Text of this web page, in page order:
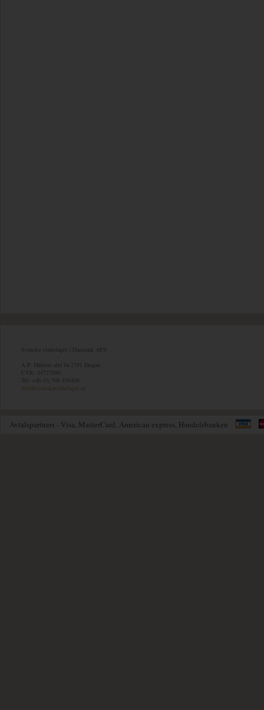
Svenska vinbolaget i Danmark APS:
A.P. Møllers allé 9a 2791 Dragør
CVR: 34727090
Tel: +46 (0) 708 850408
info@svenskavinbolaget.se
Avtalspartners - Visa, MasterCard, American express, Handelsbanken